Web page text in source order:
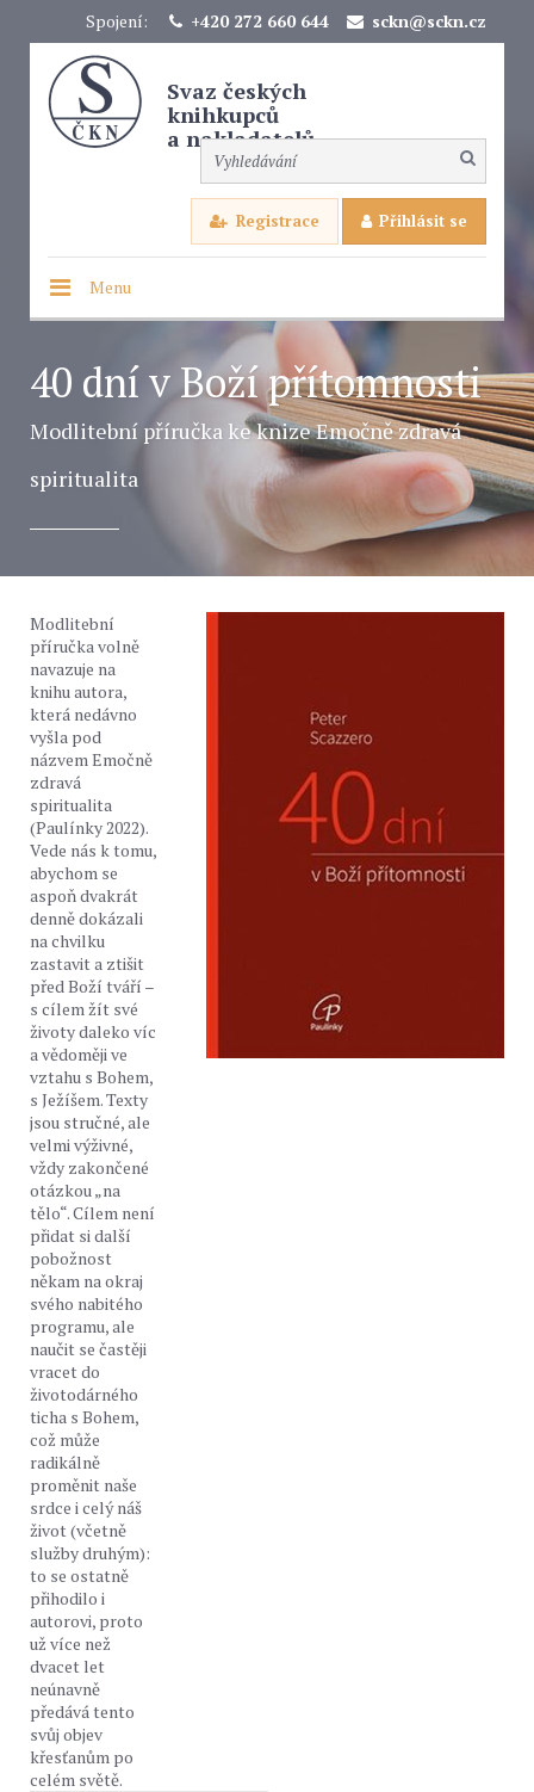
Spojení: +420 272 660 644 sckn@sckn.cz
Svaz českých
knihkupců
a nakladatelů
Registrace Přihlásit se
Menu
40 dní v Boží přítomnosti
Modlitební příručka ke knize Emočně zdravá
spiritualita
Modlitební
příručka volně
navazuje na
knihu autora,
která nedávno
vyšla pod
názvem Emočně
zdravá
spiritualita
(Paulínky 2022).
Vede nás k tomu,
abychom se
aspoň dvakrát
denně dokázali
na chvilku
zastavit a ztišit
před Boží tváří –
s cílem žít své
životy daleko víc
a vědoměji ve
vztahu s Bohem,
s Ježíšem. Texty
jsou stručné, ale
velmi výživné,
vždy zakončené
otázkou „na
tělo“. Cílem není
přidat si další
pobožnost
někam na okraj
svého nabitého
programu, ale
naučit se častěji
vracet do
životodárného
ticha s Bohem,
což může
radikálně
proměnit naše
srdce i celý náš
život (včetně
služby druhým):
to se ostatně
přihodilo i
autorovi, proto
už více než
dvacet let
neúnavně
předává tento
svůj objev
křesťanům po
celém světě.